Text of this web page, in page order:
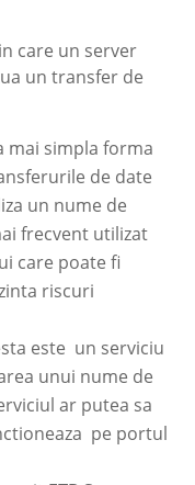
care un server
un transfer de
mai simpla forma
de date
un nume de
frecvent utilizat
care poate fi
riscuri
este un serviciu
unui nume de
ar putea sa
pe portul